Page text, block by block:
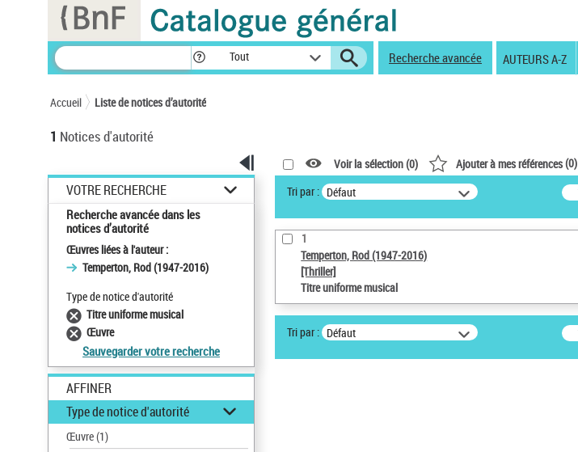
Tout Recherche avancée AUTEURS A-Z
Accueil Liste de notices d’autorité
1 Notices d'autorité
VOTRE RECHERCHE
Recherche avancée dans les
notices d’autorité
Œuvres liées à l'auteur :
Temperton, Rod (1947-2016)
Type de notice d'autorité
Titre uniforme musical
Œuvre
Sauvegarder votre recherche
AFFINER
Type de notice d'autorité
Œuvre(1)
Voir la sélection (0) Ajouter à mes références(0)
Tri par : Défaut
1
Temperton, Rod (1947-2016)
[Thriller]
Titre uniforme musical
Tri par : Défaut
Panneau de gestion des cookies